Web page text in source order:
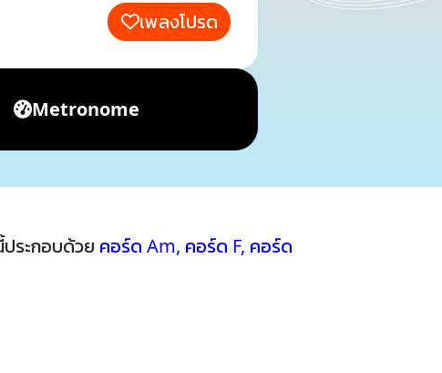
เพลงโปรด
Metronome
ระกอบด้วย คอร์ด Am, คอร์ด F, คอร์ด